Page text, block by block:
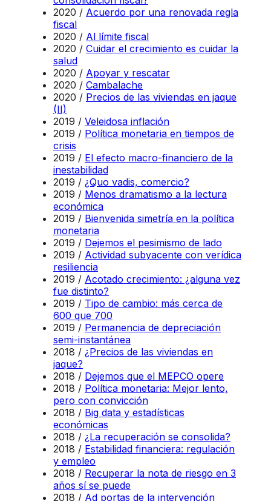
2020 / Acuerdo por una renovada regla
fiscal
2020 / Al límite fiscal
2020 / Cuidar el crecimiento es cuidar la
salud
2020 / Apoyar y rescatar
2020 / Cambalache
2020 / Precios de las viviendas en jaque
(II)
2019 / Veleidosa inflación
2019 / Política monetaria en tiempos de
crisis
2019 / El efecto macro-financiero de la
inestabilidad
2019 / ¿Quo vadis, comercio?
2019 / Menos dramatismo a la lectura
económica
2019 / Bienvenida simetría en la política
monetaria
2019 / Dejemos el pesimismo de lado
2019 / Actividad subyacente con verídica
resiliencia
2019 / Acotado crecimiento: ¿alguna vez
fue distinto?
2019 / Tipo de cambio: más cerca de
600 que 700
2019 / Permanencia de depreciación
semi-instantánea
2018 / ¿Precios de las viviendas en
jaque?
2018 / Dejemos que el MEPCO opere
2018 / Política monetaria: Mejor lento,
pero con convicción
2018 / Big data y estadísticas
económicas
2018 / ¿La recuperación se consolida?
2018 / Estabilidad financiera: regulación
y empleo
2018 / Recuperar la nota de riesgo en 3
años sí se puede
2018 / Ad portas de la intervención